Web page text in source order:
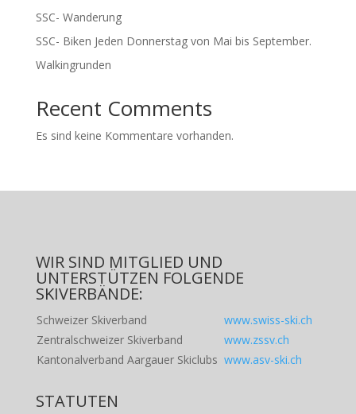
SSC- Wanderung
SSC- Biken Jeden Donnerstag von Mai bis September.
Walkingrunden
Recent Comments
Es sind keine Kommentare vorhanden.
WIR SIND MITGLIED UND
UNTERSTÜTZEN FOLGENDE
SKIVERBÄNDE:
Schweizer Skiverband
www.swiss-ski.ch
Zentralschweizer Skiverband
www.zssv.ch
Kantonalverband Aargauer Skiclubs www.asv-ski.ch
STATUTEN